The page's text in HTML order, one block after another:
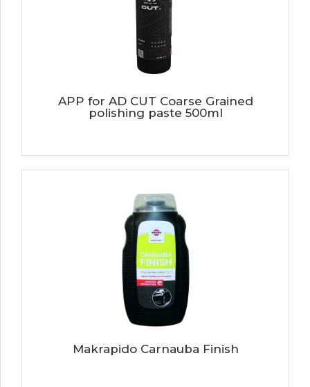
APP for AD CUT Coarse Grained
polishing paste 500ml
Makrapido Carnauba Finish